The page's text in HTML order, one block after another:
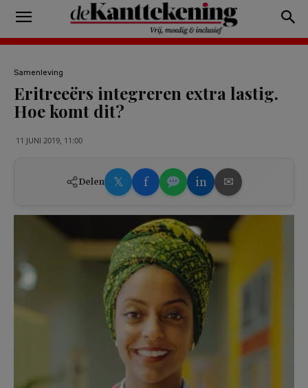
Samenleving
Eritreeërs integreren extra lastig.
Hoe komt dit?
11 JUNI 2019, 11:00
Delen 𝕏 f in ✉